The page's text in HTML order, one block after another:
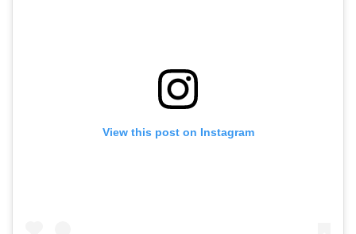
View this post on Instagram